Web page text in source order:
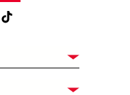
TikTok